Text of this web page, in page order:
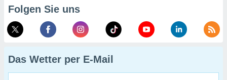
Folgen Sie uns
Das Wetter per E-Mail